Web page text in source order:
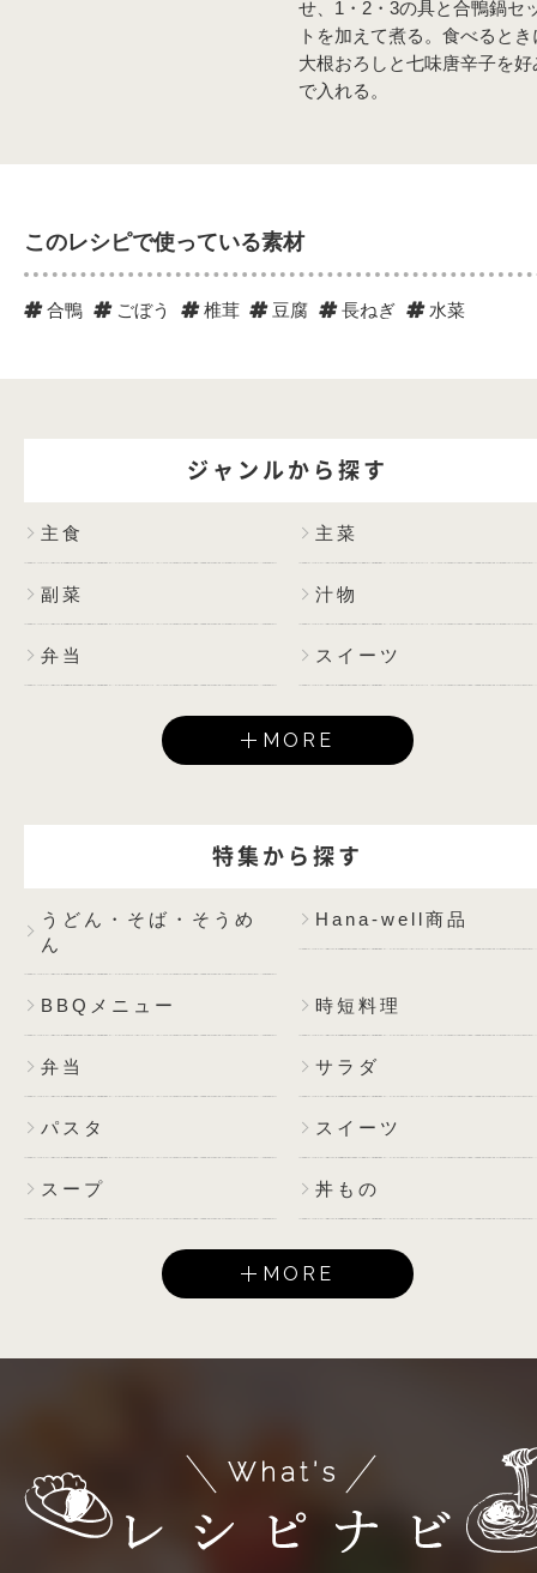
せ、1・2・3の具と合鴨鍋セ
トを加えて煮る。食べるとき
大根おろしと七味唐辛子を好
で入れる。
このレシピで使っている素材
合鴨 ごぼう 椎茸 豆腐 長ねぎ 水菜
ジャンルから探す
主食 主菜
副菜 汁物
弁当 スイーツ
MORE
特集から探す
うどん・そば・そうめ
ん
Hana-well商品
BBQメニュー 時短料理
弁当 サラダ
パスタ スイーツ
スープ 丼もの
MORE